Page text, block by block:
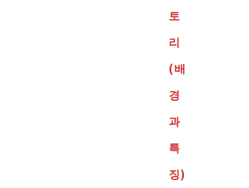
토
리
(배
경
과
특
징)